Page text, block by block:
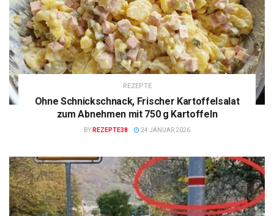
REZEPTE
Ohne Schnickschnack, Frischer Kartoffelsalat
zum Abnehmen mit 750 g Kartoffeln
BY REZEPTE38 24 JANUAR 2026